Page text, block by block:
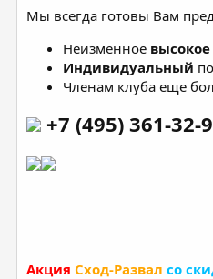
Мы всегда готовы Вам
Неизменное высокое
Индивидуальный
Членам клуба еще
+7 (495) 361-32-
Акция Сход-Развал со